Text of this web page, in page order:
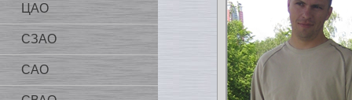
ЦАО
СЗАО
САО